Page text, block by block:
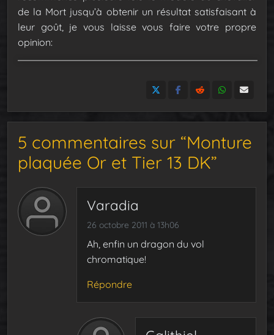
de la Mort jusqu’à obtenir un résultat satisfaisant à
leur goût, je vous laisse vous faire votre propre
opinion:
5 commentaires sur “Monture
plaquée Or et Tier 13 DK”
Varadia
26 octobre 2011 à 13h06
Ah, enfin un dragon du vol
chromatique!
Répondre